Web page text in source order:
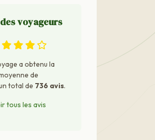
voyageurs
a obtenu la
de
total de 736 avis.
tous les avis